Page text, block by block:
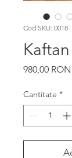
Cod SKU: 0018
980,00 RON
Cantitate *